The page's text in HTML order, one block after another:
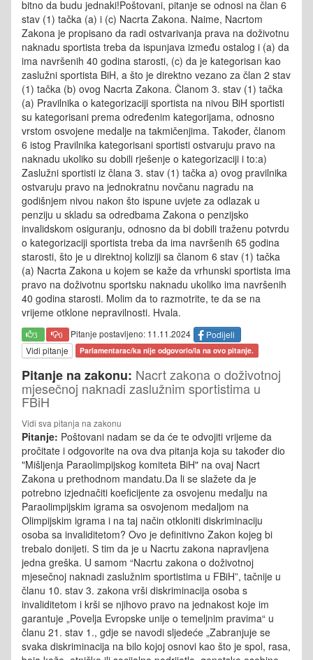
bitno da budu jednaki!Poštovani, pitanje se odnosi na član 6
stav (1) tačka (a) i (c) Nacrta Zakona. Naime, Nacrtom
Zakona je propisano da radi ostvarivanja prava na doživotnu
naknadu sportista treba da ispunjava između ostalog i (a) da
ima navršenih 40 godina starosti, (c) da je kategorisan kao
zaslužni sportista BiH, a što je direktno vezano za član 2 stav
(1) tačka (b) ovog Nacrta Zakona. Članom 3. stav (1) tačka
(a) Pravilnika o kategorizaciji sportista na nivou BiH sportisti
su kategorisani prema određenim kategorijama, odnosno
vrstom osvojene medalje na takmičenjima. Također, članom
6 istog Pravilnika kategorisani sportisti ostvaruju pravo na
naknadu ukoliko su dobili rješenje o kategorizaciji i to:a)
Zaslužni sportisti iz člana 3. stav (1) tačka a) ovog pravilnika
ostvaruju pravo na jednokratnu novčanu nagradu na
godišnjem nivou nakon što ispune uvjete za odlazak u
penziju u skladu sa odredbama Zakona o penzijsko
invalidskom osiguranju, odnosno da bi dobili traženu potvrdu
o kategorizaciji sportista treba da ima navršenih 65 godina
starosti, što je u direktnoj koliziji sa članom 6 stav (1) tačka
(a) Nacrta Zakona u kojem se kaže da vrhunski sportista ima
pravo na doživotnu sportsku naknadu ukoliko ima navršenih
40 godina starosti. Molim da to razmotrite, te da se na
vrijeme otklone nepravilnosti. Hvala.
3 0 Pitanje postavljeno: 11.11.2024
Podijeli
Vidi pitanje
Parlamentarac/ka nije odgovorio/la na ovo pitanje.
Pitanje na zakonu: Nacrt zakona o doživotnoj
mjesečnoj naknadi zaslužnim sportistima u
FBiH
Vidi sva pitanja na zakonu
Pitanje: Poštovani nadam se da će te odvojiti vrijeme da
pročitate i odgovorite na ova dva pitanja koja su također dio
"Mišljenja Paraolimpijskog komiteta BiH" na ovaj Nacrt
Zakona u prethodnom mandatu.Da li se slažete da je
potrebno izjednačiti koeficijente za osvojenu medalju na
Paraolimpijskim igrama sa osvojenom medaljom na
Olimpijskim igrama i na taj način otkloniti diskriminaciju
osoba sa invaliditetom? Ovo je definitivno Zakon kojeg bi
trebalo donijeti. S tim da je u Nacrtu zakona napravljena
jedna greška. U samom “Nacrtu zakona o doživotnoj
mjesečnoj naknadi zaslužnim sportistima u FBiH”, tačnije u
članu 10. stav 3. zakona vrši diskriminacija osoba s
invaliditetom i krši se njihovo pravo na jednakost koje im
garantuje „Povelja Evropske unije o temeljnim pravima“ u
članu 21. stav 1., gdje se navodi sljedeće „Zabranjuje se
svaka diskriminacija na bilo kojoj osnovi kao što je spol, rasa,